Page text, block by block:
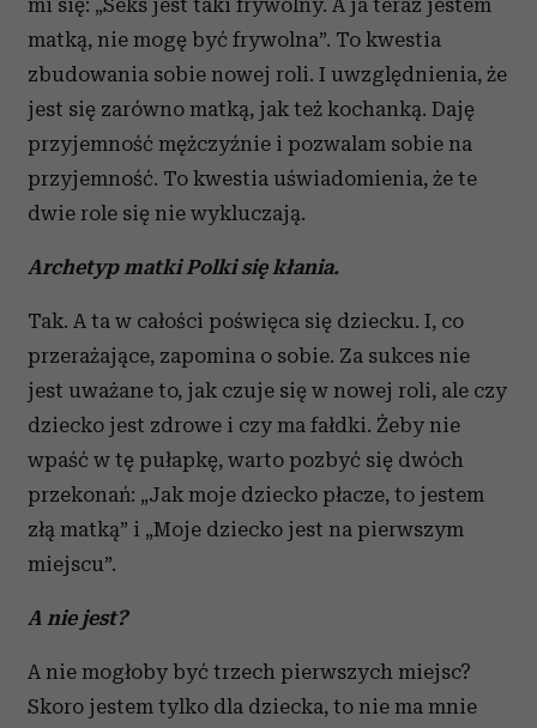
mi się: „Seks jest taki frywolny. A ja teraz jestem
matką, nie mogę być frywolna”. To kwestia
zbudowania sobie nowej roli. I uwzględnienia, że
jest się zarówno matką, jak też kochanką. Daję
przyjemność mężczyźnie i pozwalam sobie na
przyjemność. To kwestia uświadomienia, że te
dwie role się nie wykluczają.
Archetyp matki Polki się kłania.
Tak. A ta w całości poświęca się dziecku. I, co
przerażające, zapomina o sobie. Za sukces nie
jest uważane to, jak czuje się w nowej roli, ale czy
dziecko jest zdrowe i czy ma fałdki. Żeby nie
wpaść w tę pułapkę, warto pozbyć się dwóch
przekonań: „Jak moje dziecko płacze, to jestem
złą matką” i „Moje dziecko jest na pierwszym
miejscu”.
A nie jest?
A nie mogłoby być trzech pierwszych miejsc?
Skoro jestem tylko dla dziecka, to nie ma mnie